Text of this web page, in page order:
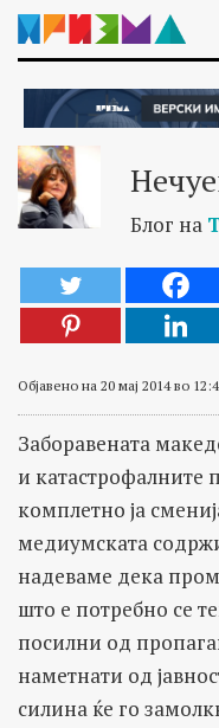
Блог на
Објавено на 20 мај 2014 во
Заборавената
и катастрофалните
комплетно ја
медиумската
надеваме дека
што е потребно се
посилни од
наметнати од
силина ќе го